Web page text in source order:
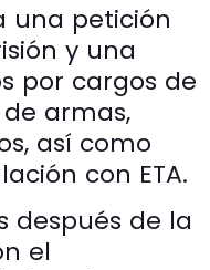
una petición
y una
por cargos de
armas,
así como
con ETA.
después de la
el